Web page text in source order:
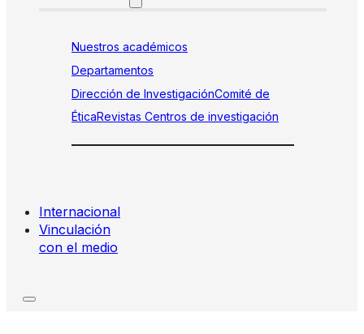
Nuestros académicos
Departamentos
Dirección de InvestigaciónComité de
ÉticaRevistas Centros de investigación
Internacional
Vinculación
con el medio